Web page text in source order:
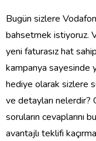
Bugün sizlere
bahsetmek istiyoruz.
yeni faturasız hat
kampanya sayesinde
hediye olarak sizlere
ve detayları nelerdir?
soruların cevaplarını
avantajlı teklifi